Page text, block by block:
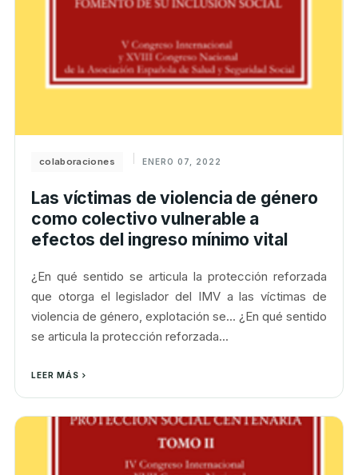
colaboraciones ENERO 07, 2022
Las víctimas de violencia de género
como colectivo vulnerable a
efectos del ingreso mínimo vital
¿En qué sentido se articula la protección reforzada
que otorga el legislador del IMV a las víctimas de
violencia de género, explotación se... ¿En qué sentido
se articula la protección reforzada...
LEER MÁS